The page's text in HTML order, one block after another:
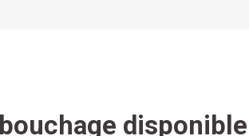
disponible